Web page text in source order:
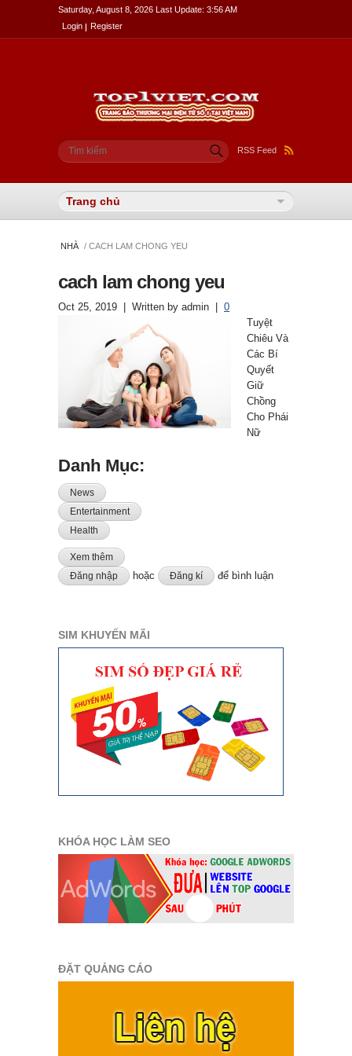
Saturday, August 8, 2026 Last Update: 3:56 AM
Login
Register
RSS Feed
Biểu mẫu tìm kiếm
Tìm kiếm
NHÀ / CACH LAM CHONG YEU
cach lam chong yeu
Oct 25, 2019 | Written by admin | 0
Tuyệt
Chiêu Và
Các Bí
Quyết
Giữ
Chồng
Cho Phái
Nữ
Danh Mục:
News
Entertainment
Health
Xem thêm về Tuyệt Chiêu Và Các Bí Quyết Giữ Chồng Cho Phái
Nữ
Đăng nhập hoặc Đăng kí để bình luận
SIM KHUYẾN MÃI
KHÓA HỌC LÀM SEO
ĐẶT QUẢNG CÁO